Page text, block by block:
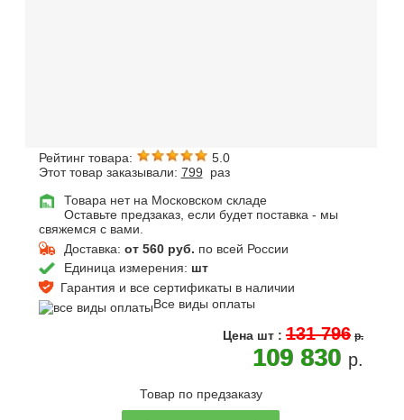
Рейтинг товара:
5.0
Этот товар заказывали: 799 раз
Товара нет на Московском складе
Оставьте предзаказ, если будет поставка - мы
свяжемся с вами.
Доставка: от 560 руб. по всей России
Единица измерения: шт
Гарантия и все сертификаты в наличии
Все виды оплаты
Цена шт : 131 796 p.
109 830 p.
Товар по предзаказу